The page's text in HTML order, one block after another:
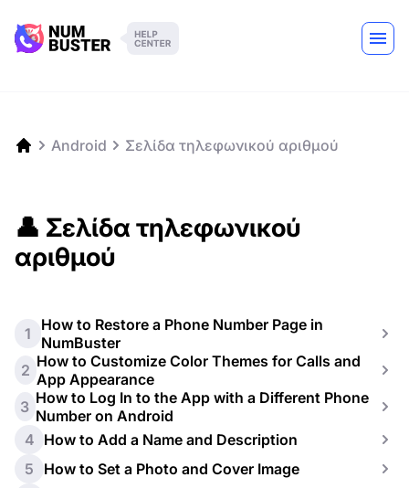
Android Σελίδα τηλεφωνικού αριθμού
👤 Σελίδα τηλεφωνικού
αριθμού
1
How to Restore a Phone Number Page in
NumBuster
2 How to Customize Color Themes for Calls and
App Appearance
3 How to Log In to the App with a Different Phone
Number on Android
4 How to Add a Name and Description
5
How to Set a Photo and Cover Image